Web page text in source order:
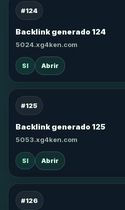
#124
Backlink generado 124
5024.xg4ken.com
SI Abrir
#125
Backlink generado 125
5053.xg4ken.com
SI Abrir
#126